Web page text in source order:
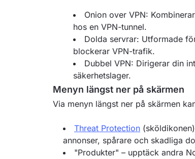
Onion over VPN:
hos en VPN-tunnel.
Dolda servrar: Utformade
blockerar VPN-trafik.
Dubbel VPN: Dirigerar din
säkerhetslager.
Menyn längst ner på skärmen
Via menyn längst ner på skärmen
Threat Protection
annonser, spårare och skadliga
"Produkter" – upptäck andra